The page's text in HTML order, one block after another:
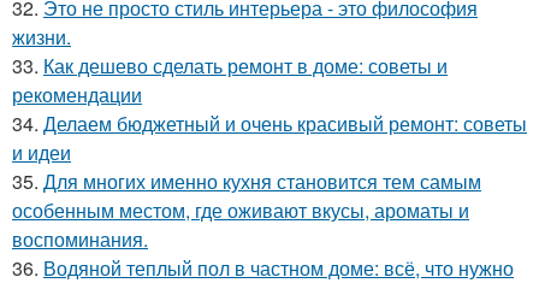
32. Это не просто стиль интерьера - это философия
жизни.
33. Как дешево сделать ремонт в доме: советы и
рекомендации
34. Делаем бюджетный и очень красивый ремонт: советы
и идеи
35. Для многих именно кухня становится тем самым
особенным местом, где оживают вкусы, ароматы и
воспоминания.
36. Водяной теплый пол в частном доме: всё, что нужно